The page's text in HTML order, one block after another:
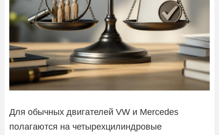
Для обычных двигателей VW и Mercedes
полагаются на четырехцилиндровые